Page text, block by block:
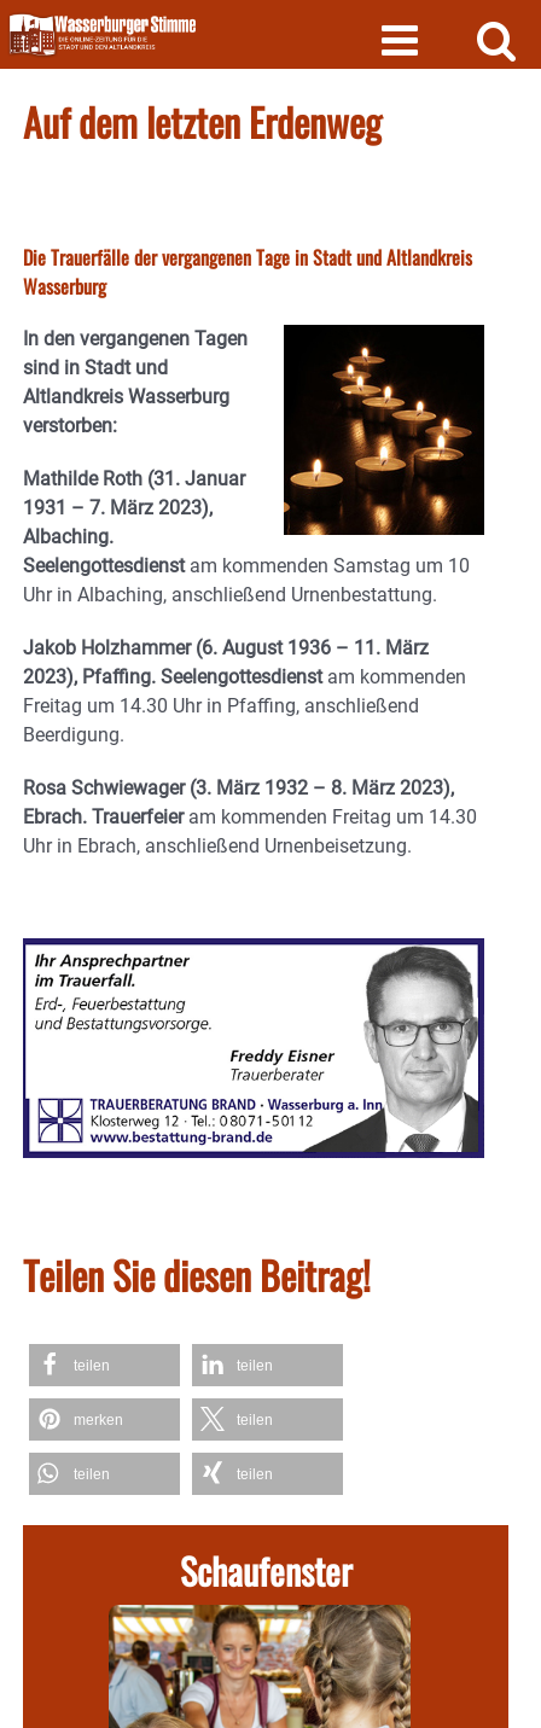
Skip
to
content
Auf dem letzten Erdenweg
Die Trauerfälle der vergangenen Tage in Stadt und Altlandkreis
Wasserburg
In den vergangenen Tagen
sind in Stadt und
Altlandkreis Wasserburg
verstorben:
Mathilde Roth (31. Januar
1931 – 7. März 2023),
Albaching.
Seelengottesdienstam kommenden Samstag um 10
Uhr in Albaching, anschließend Urnenbestattung.
Jakob Holzhammer(6. August 1936 – 11. März
2023), Pfaffing. Seelengottesdienstam kommenden
Freitag um 14.30 Uhr in Pfaffing, anschließend
Beerdigung.
Rosa Schwiewager(3. März 1932 – 8. März 2023),
Ebrach. Trauerfeieram kommenden Freitag um 14.30
Uhr in Ebrach, anschließend Urnenbeisetzung.
Teilen Sie diesen Beitrag!
teilen teilen
merken teilen
teilen teilen
Schaufenster